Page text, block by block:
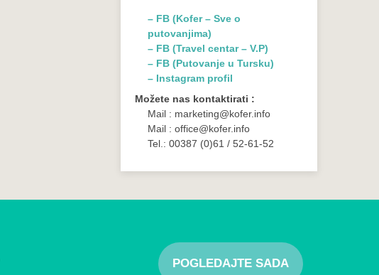
– FB (Kofer – Sve o
putovanjima)
– FB (Travel centar – V.P)
– FB (Putovanje u Tursku)
– Instagram profil
Možete nas kontaktirati :
Mail : marketing@kofer.info
Mail : office@kofer.info
Tel.: 00387 (0)61 / 52-61-52
POGLEDAJTE SADA